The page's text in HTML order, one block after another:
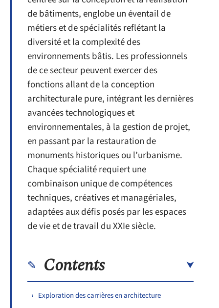
de bâtiments, englobe un éventail de
métiers et de spécialités reflétant la
diversité et la complexité des
environnements bâtis. Les professionnels
de ce secteur peuvent exercer des
fonctions allant de la conception
architecturale pure, intégrant les dernières
avancées technologiques et
environnementales, à la gestion de projet,
en passant par la restauration de
monuments historiques ou l’urbanisme.
Chaque spécialité requiert une
combinaison unique de compétences
techniques, créatives et managériales,
adaptées aux défis posés par les espaces
de vie et de travail du XXIe siècle.
Contents
Exploration des carrières en architecture